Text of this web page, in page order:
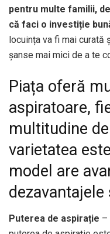
pentru multe familii,
că faci o investiție
locuința va fi mai curată
șanse mai mici de a te
Piața oferă
aspiratoare,
multitudine
varietatea
model are
dezavantajele
Puterea de aspirație –